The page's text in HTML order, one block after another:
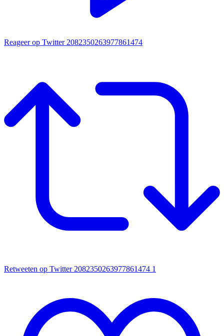
Reageer op Twitter 2082350263977861474
Retweeten op Twitter 2082350263977861474 1